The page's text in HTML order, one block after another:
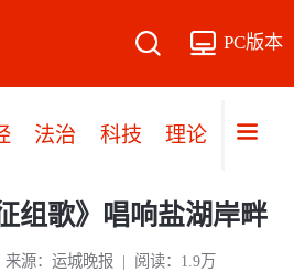
PC版本
法治 科技 理论 党建
组歌》唱响盐湖岸畔
来源：运城晚报 | 阅读：1.9万